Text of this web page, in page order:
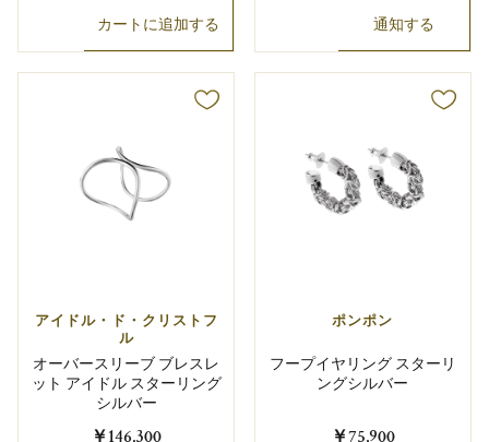
カートに追加する 通知する
アイドル・ド・クリストフ
ル
オーバースリーブ ブレスレ
ット アイドル スターリング
シルバー
￥146,300
ポンポン
フープイヤリング スターリ
ングシルバー
￥75,900